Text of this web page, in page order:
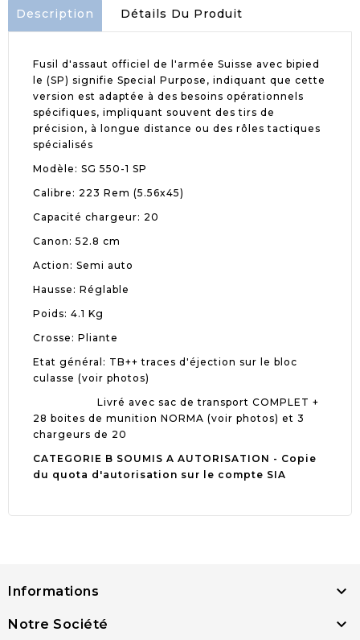
Description Détails Du Produit
Fusil d'assaut officiel de l'armée Suisse avec bipied
le (SP) signifie Special Purpose, indiquant que cette
version est adaptée à des besoins opérationnels
spécifiques, impliquant souvent des tirs de
précision, à longue distance ou des rôles tactiques
spécialisés
Modèle: SG 550-1 SP
Calibre: 223 Rem (5.56x45)
Capacité chargeur: 20
Canon: 52.8 cm
Action: Semi auto
Hausse: Réglable
Poids: 4.1 Kg
Crosse: Pliante
Etat général: TB++ traces d'éjection sur le bloc
culasse (voir photos)
Livré avec sac de transport COMPLET +
28 boites de munition NORMA (voir photos) et 3
chargeurs de 20
CATEGORIE B SOUMIS A AUTORISATION - Copie
du quota d'autorisation sur le compte SIA
Informations 
Notre Société 